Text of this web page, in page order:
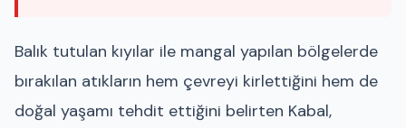
Balık tutulan kıyılar ile mangal yapılan bölgelerde
bırakılan atıkların hem çevreyi kirlettiğini hem de
doğal yaşamı tehdit ettiğini belirten Kabal,